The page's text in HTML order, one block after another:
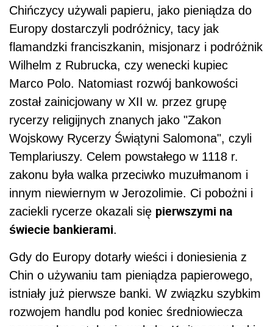
Chińczycy używali papieru, jako pieniądza do
Europy dostarczyli podróżnicy, tacy jak
flamandzki franciszkanin, misjonarz i podróżnik
Wilhelm z Rubrucka, czy wenecki kupiec
Marco Polo. Natomiast rozwój bankowości
został zainicjowany w XII w. przez grupę
rycerzy religijnych znanych jako "Zakon
Wojskowy Rycerzy Świątyni Salomona", czyli
Templariuszy. Celem powstałego w 1118 r.
zakonu była walka przeciwko muzułmanom i
innym niewiernym w Jerozolimie. Ci pobożni i
zaciekli rycerze okazali się pierwszymi na
świecie bankierami.
Gdy do Europy dotarły wieści i doniesienia z
Chin o używaniu tam pieniądza papierowego,
istniały już pierwsze banki. W związku szybkim
rozwojem handlu pod koniec średniowiecza